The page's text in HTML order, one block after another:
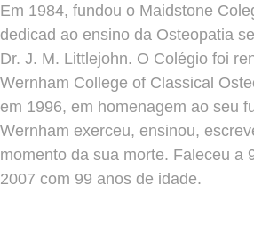
Em 1984, fundou o Maidstone
dedicad ao ensino da Osteopatia
Dr. J. M. Littlejohn. O Colégio foi
Wernham College of Classical
em 1996, em homenagem ao seu
Wernham exerceu, ensinou,
momento da sua morte. Faleceu a
2007 com 99 anos de idade.